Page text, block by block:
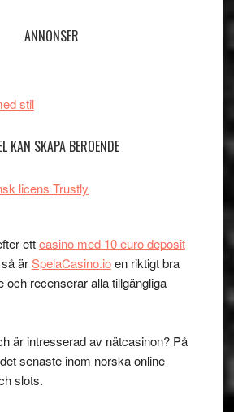
ANNONSER
stil
KAN SKAPA BEROENDE
ettcasino med 10 euro deposit
så ärSpelaCasino.ioen riktigt bra
och recenserar alla tillgängliga
är intresserad av nätcasinon? På
senaste inom norska online
slots.